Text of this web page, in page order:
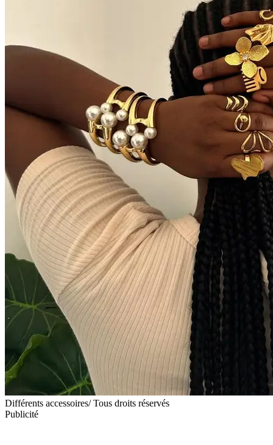
Différents accessoires/ Tous droits réservés
Publicité